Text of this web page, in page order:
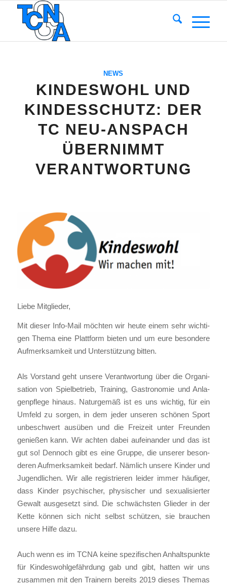
NEWS
KINDESWOHL UND
KINDESSCHUTZ: DER
TC NEU-ANSPACH
ÜBERNIMMT
VERANTWORTUNG
Lie­be Mit­glie­der,
Mit die­ser Info-Mail möch­ten wir heu­te einem sehr wich­ti­
gen The­ma eine Platt­form bie­ten und um eure beson­de­re
Auf­merk­sam­keit und Unter­stüt­zung bit­ten.
Als Vor­stand geht unse­re Ver­ant­wor­tung über die Orga­ni­
sa­ti­on von Spiel­be­trieb, Trai­ning, Gas­tro­no­mie und Anla­
gen­pfle­ge hin­aus. Natur­ge­mäß ist es uns wich­tig, für ein
Umfeld zu sor­gen, in dem jeder unse­ren schö­nen Sport
unbe­schwert aus­üben und die Frei­zeit unter Freun­den
genie­ßen kann. Wir ach­ten dabei auf­ein­an­der und das ist
gut so! Den­noch gibt es eine Grup­pe, die unse­rer beson­
de­ren Auf­merk­sam­keit bedarf. Näm­lich unse­re Kin­der und
Jugend­li­chen. Wir alle regis­trie­ren lei­der immer häu­fi­ger,
dass Kin­der psy­chi­scher, phy­si­scher und sexua­li­sier­ter
Gewalt aus­ge­setzt sind. Die schwächs­ten Glie­der in der
Ket­te kön­nen sich nicht selbst schüt­zen, sie brau­chen
unse­re Hil­fe dazu.
Auch wenn es im TCNA kei­ne spe­zi­fi­schen Anhalts­punk­te
für Kin­des­wohl­ge­fähr­dung gab und gibt, hat­ten wir uns
zusam­men mit den Trai­nern bereits 2019 die­ses The­mas